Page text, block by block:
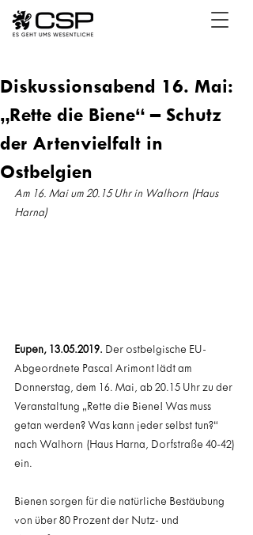
Diskussionsabend 16. Mai:
„Rette die Biene“ – Schutz
der Artenvielfalt in
Ostbelgien
Am 16. Mai um 20.15 Uhr in Walhorn (Haus
Harna)
Eupen, 13.05.2019. Der ostbelgische EU-
Abgeordnete Pascal Arimont lädt am
Donnerstag, dem 16. Mai, ab 20.15 Uhr zu der
Veranstaltung „Rette die Biene! Was muss
getan werden? Was kann jeder selbst tun?“
nach Walhorn (Haus Harna, Dorfstraße 40-42)
ein.
Bienen sorgen für die natürliche Bestäubung
von über 80 Prozent der Nutz- und